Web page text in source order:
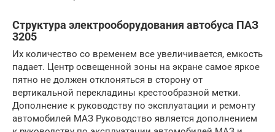
Структура электрооборудования автобуса ПАЗ
3205
Их количество со временем все увеличивается, емкость
падает. Центр освещенной зоны на экране самое яркое
пятно не должен отклоняться в сторону от
вертикальной перекладины крестообразной метки.
Дополнение к руководству по эксплуатации и ремонту
автомобилей МАЗ Руководство является дополнением